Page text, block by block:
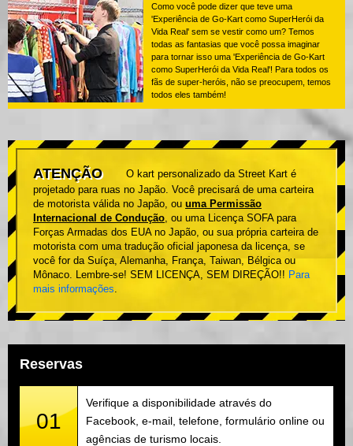
Como você pode dizer que teve uma
'Experiência de Go-Kart como SuperHerói da
Vida Real' sem se vestir como um? Temos
todas as fantasias que você possa imaginar
para tornar isso uma 'Experiência de Go-Kart
como SuperHerói da Vida Real'! Para todos os
fãs de super-heróis, não se preocupem, temos
todos eles também!
ATENÇÃO
O kart personalizado da Street Kart é
projetado para ruas no Japão. Você precisará de uma carteira
de motorista válida no Japão, ou uma Permissão
Internacional de Condução , ou uma Licença SOFA para
Forças Armadas dos EUA no Japão, ou sua própria carteira de
motorista com uma tradução oficial japonesa da licença, se
você for da Suíça, Alemanha, França, Taiwan, Bélgica ou
Mônaco. Lembre-se! SEM LICENÇA, SEM DIREÇÃO!! Para
mais informações
Reservas
01
Verifique a disponibilidade através do
Facebook, e-mail, telefone, formulário online ou
agências de turismo locais.